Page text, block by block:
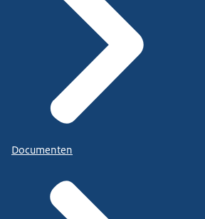
Documenten